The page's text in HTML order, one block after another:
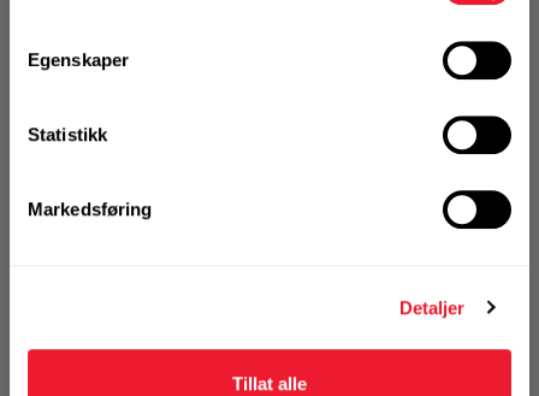
Egenskaper
Statistikk
Markedsføring
Detaljer
Tillat alle
Art.nr. 7416736